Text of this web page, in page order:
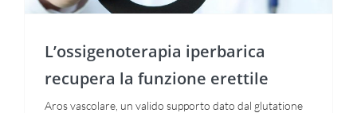
L’ossigenoterapia iperbarica
recupera la funzione erettile
Aros vascolare, un valido supporto dato dal glutatione